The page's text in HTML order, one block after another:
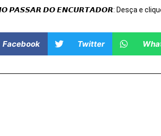
𝙋𝘼𝙎𝙎𝘼𝙍 𝘿𝙊 𝙀𝙉𝘾𝙐𝙍𝙏𝘼𝘿𝙊𝙍: Desça e clique
Facebook Twitter